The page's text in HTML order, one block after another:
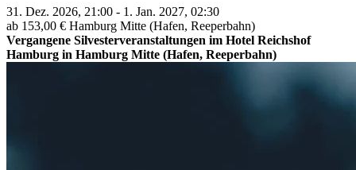
31. Dez. 2026, 21:00 - 1. Jan. 2027, 02:30
ab 153,00 € Hamburg Mitte (Hafen, Reeperbahn)
Vergangene Silvesterveranstaltungen im Hotel Reichshof
Hamburg in Hamburg Mitte (Hafen, Reeperbahn)